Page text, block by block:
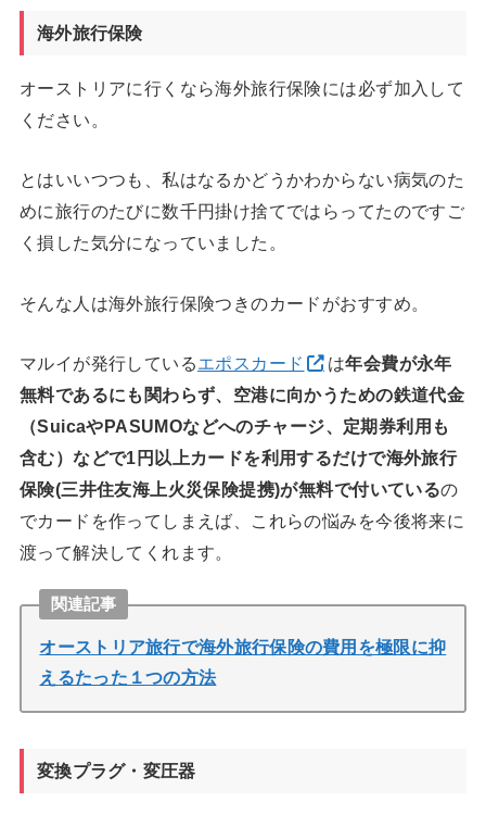
海外旅行保険
オーストリアに行くなら海外旅行保険には必ず加入して
ください。
とはいいつつも、私はなるかどうかわからない病気のた
めに旅行のたびに数千円掛け捨てではらってたのですご
く損した気分になっていました。
そんな人は海外旅行保険つきのカードがおすすめ。
マルイが発行しているエポスカード は年会費が永年
無料であるにも関わらず、空港に向かうための鉄道代金
（SuicaやPASUMOなどへのチャージ、定期券利用も
含む）などで1円以上カードを利用するだけで海外旅行
保険(三井住友海上火災保険提携)が無料で付いているの
でカードを作ってしまえば、これらの悩みを今後将来に
渡って解決してくれます。
関連記事
オーストリア旅行で海外旅行保険の費用を極限に抑
えるたった１つの方法
変換プラグ・変圧器